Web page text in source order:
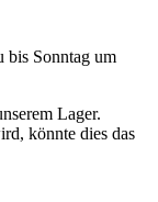
bis Sonntag um
Lager.
könnte dies das